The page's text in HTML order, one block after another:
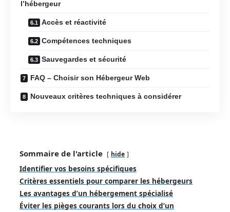
l’hébergeur
Accès et réactivité
Compétences techniques
Sauvegardes et sécurité
FAQ – Choisir son Hébergeur Web
Nouveaux critères techniques à considérer
Sommaire de l'article hide
Identifier vos besoins spécifiques
Critères essentiels pour comparer les hébergeurs
Les avantages d’un hébergement spécialisé
Éviter les pièges courants lors du choix d’un